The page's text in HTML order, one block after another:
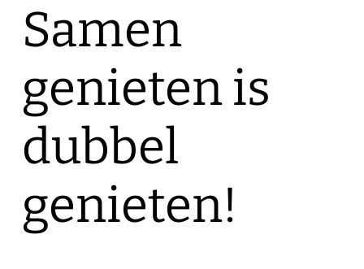
Samen
genieten is
dubbel
genieten!